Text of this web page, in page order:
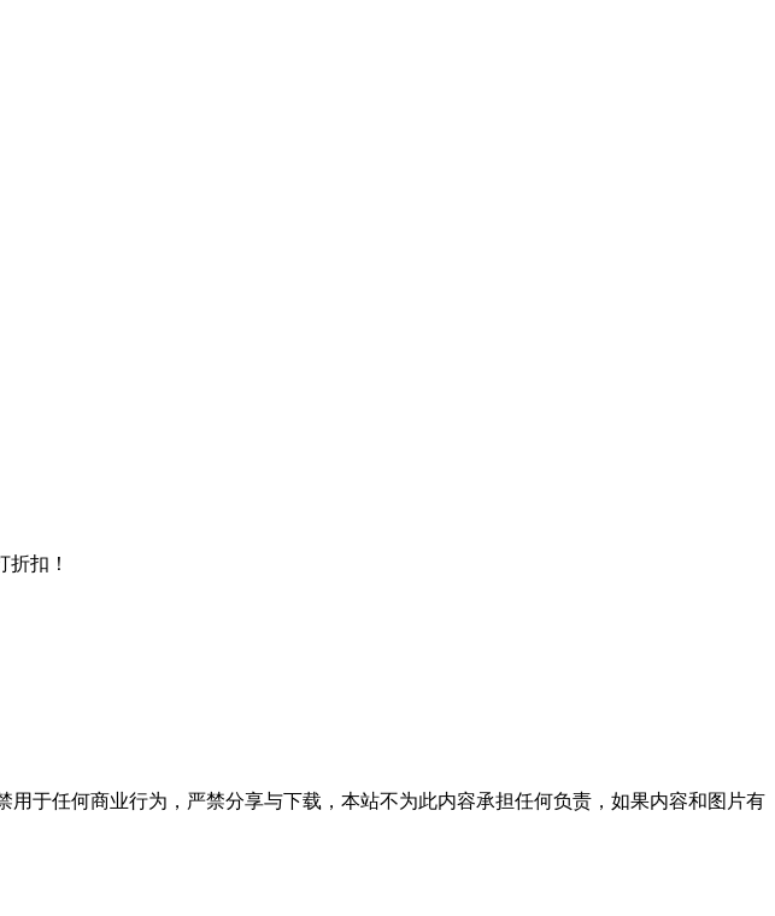
扣！
于任何商业行为，严禁分享与下载，本站不为此内容承担任何负责，如果内容和图片有